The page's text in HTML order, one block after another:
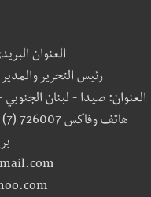
العنوان
رئيس التحرير
العنوان: صيدا - لبنان الجنوبي
هاتف وفاكس 726007 (7) 00961 - خليوي 226013 (3) 00961